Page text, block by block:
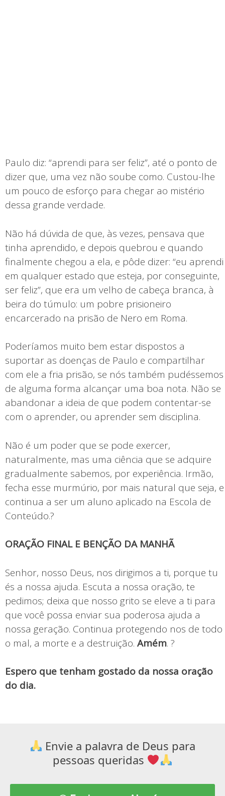
Paulo diz: “aprendi para ser feliz”, até o ponto de
dizer que, uma vez não soube como. Custou-lhe
um pouco de esforço para chegar ao mistério
dessa grande verdade.
Não há dúvida de que, às vezes, pensava que
tinha aprendido, e depois quebrou e quando
finalmente chegou a ela, e pôde dizer: “eu aprendi
em qualquer estado que esteja, por conseguinte,
ser feliz”, que era um velho de cabeça branca, à
beira do túmulo: um pobre prisioneiro
encarcerado na prisão de Nero em Roma.
Poderíamos muito bem estar dispostos a
suportar as doenças de Paulo e compartilhar
com ele a fria prisão, se nós também pudéssemos
de alguma forma alcançar uma boa nota. Não se
abandonar a ideia de que podem contentar-se
com o aprender, ou aprender sem disciplina.
Não é um poder que se pode exercer,
naturalmente, mas uma ciência que se adquire
gradualmente sabemos, por experiência. Irmão,
fecha esse murmúrio, por mais natural que seja, e
continua a ser um aluno aplicado na Escola de
Conteúdo.?
ORAÇÃO FINAL E BENÇÃO DA MANHÃ
Senhor, nosso Deus, nos dirigimos a ti, porque tu
és a nossa ajuda. Escuta a nossa oração, te
pedimos; deixa que nosso grito se eleve a ti para
que você possa enviar sua poderosa ajuda a
nossa geração. Continua protegendo nos de todo
o mal, a morte e a destruição. Amém. ?
Espero que tenham gostado da nossa oração
do dia.
Envie a palavra de Deus para
pessoas queridas